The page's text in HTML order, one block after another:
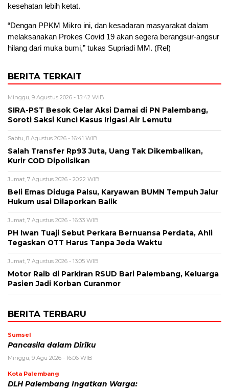
kesehatan lebih ketat.
“Dengan PPKM Mikro ini, dan kesadaran masyarakat dalam
melaksanakan Prokes Covid 19 akan segera berangsur-angsur
hilang dari muka bumi,” tukas Supriadi MM. (Rel)
BERITA TERKAIT
Minggu, 9 Agustus 2026 - 15:42 WIB
SIRA-PST Besok Gelar Aksi Damai di PN Palembang,
Soroti Saksi Kunci Kasus Irigasi Air Lemutu
Sabtu, 8 Agustus 2026 - 16:41 WIB
Salah Transfer Rp93 Juta, Uang Tak Dikembalikan,
Kurir COD Dipolisikan
Jumat, 7 Agustus 2026 - 20:22 WIB
Beli Emas Diduga Palsu, Karyawan BUMN Tempuh Jalur
Hukum usai Dilaporkan Balik
Jumat, 7 Agustus 2026 - 16:33 WIB
PH Iwan Tuaji Sebut Perkara Bernuansa Perdata, Ahli
Tegaskan OTT Harus Tanpa Jeda Waktu
Jumat, 7 Agustus 2026 - 13:05 WIB
Motor Raib di Parkiran RSUD Bari Palembang, Keluarga
Pasien Jadi Korban Curanmor
BERITA TERBARU
Sumsel
Pancasila dalam Diriku
Minggu, 9 Agu 2026 - 16:06 WIB
Kota Palembang
DLH Palembang Ingatkan Warga: